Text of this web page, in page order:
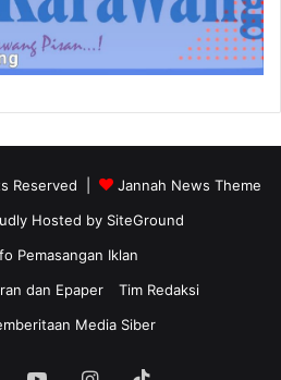
Reserved |
Jannah News Theme
Hosted by SiteGround
Pemasangan Iklan
dan Epaper
Tim Redaksi
Media Siber